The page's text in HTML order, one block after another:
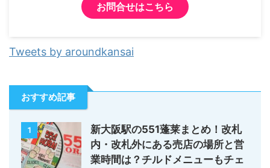
お問合せはこちら
Tweets by aroundkansai
おすすめ記事
1
新大阪駅の551蓬莱まとめ！改札
内・改札外にある売店の場所と営
業時間は？チルドメニューもチェ